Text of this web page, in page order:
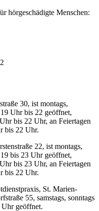
hörgeschädigte Menschen:
30, ist montags,
Uhr bis 22 geöffnet,
bis 22 Uhr, an Feiertagen
bis 22 Uhr.
22, ist montags,
bis 23 Uhr geöffnet,
bis 23 Uhr, an Feiertagen
bis 22 Uhr.
St. Marien-
55, samstags, sonntags
Uhr geöffnet.